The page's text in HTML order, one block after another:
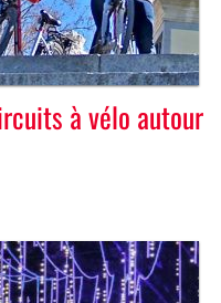
à vélo autour